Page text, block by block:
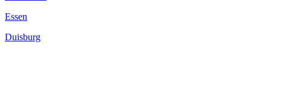
Essen
Duisburg